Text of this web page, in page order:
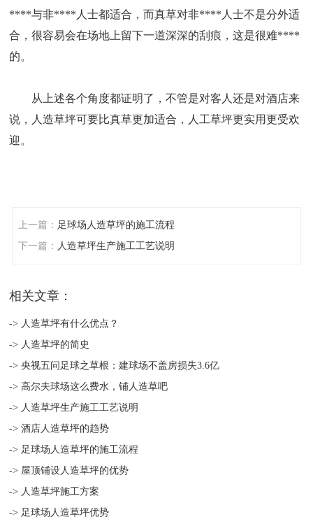
****与非****人士都适合，而真草对非****人士不是分外适
合，很容易会在场地上留下一道深深的刮痕，这是很难****
的。
从上述各个角度都证明了，不管是对客人还是对酒店来
说，人造草坪可要比真草更加适合，人工草坪更实用更受欢
迎。
上一篇： 足球场人造草坪的施工流程
下一篇： 人造草坪生产施工工艺说明
相关文章：
-> 人造草坪有什么优点？
-> 人造草坪的简史
-> 央视五问足球之草根：建球场不盖房损失3.6亿
-> 高尔夫球场这么费水，铺人造草吧
-> 人造草坪生产施工工艺说明
-> 酒店人造草坪的趋势
-> 足球场人造草坪的施工流程
-> 屋顶铺设人造草坪的优势
-> 人造草坪施工方案
-> 足球场人造草坪优势